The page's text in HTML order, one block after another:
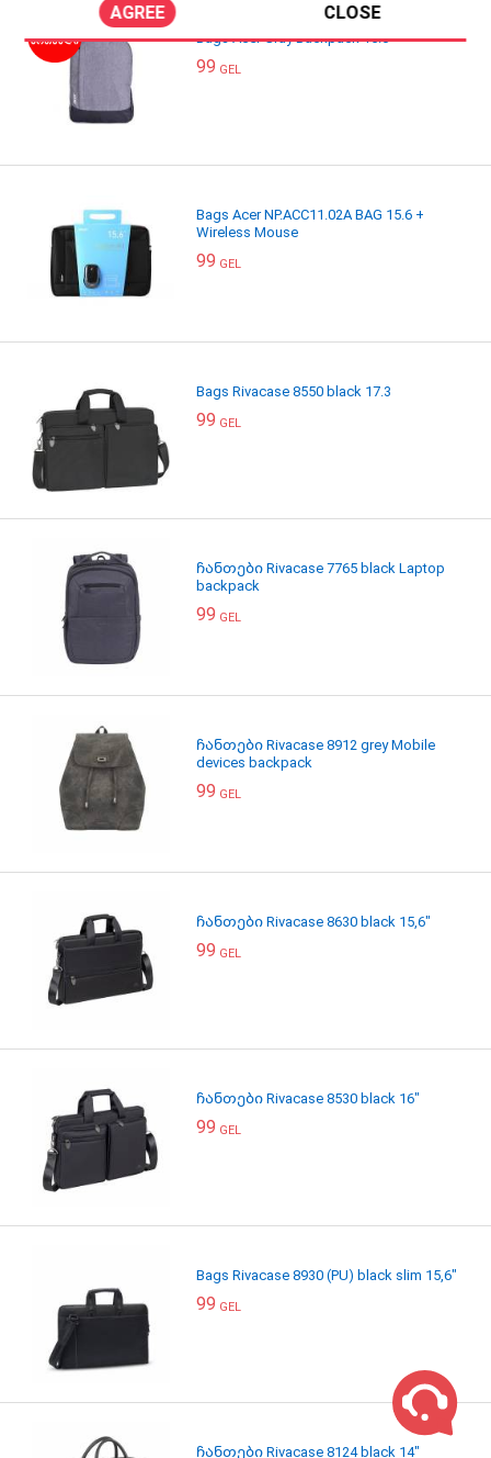
Bags Acer Gray Backpack 15.6"
99 GEL
Bags Acer NP.ACC11.02A BAG 15.6 +
Wireless Mouse
99 GEL
Bags Rivacase 8550 black 17.3
99 GEL
ჩანთები Rivacase 7765 black Laptop
backpack
99 GEL
ჩანთები Rivacase 8912 grey Mobile
devices backpack
99 GEL
ჩანთები Rivacase 8630 black 15,6"
99 GEL
ჩანთები Rivacase 8530 black 16"
99 GEL
Bags Rivacase 8930 (PU) black slim 15,6"
99 GEL
ჩანთები Rivacase 8124 black 14"
AGREE CLOSE